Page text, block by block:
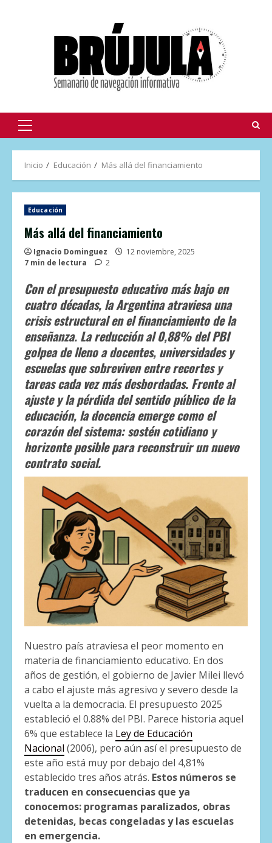
Inicio Educación Más allá del financiamiento
Educación
Más allá del financiamiento
Ignacio Dominguez
12 noviembre, 2025
7 min de lectura
2
Con el presupuesto educativo más bajo en
cuatro décadas, la Argentina atraviesa una
crisis estructural en el financiamiento de la
enseñanza. La reducción al 0,88% del PBI
golpea de lleno a docentes, universidades y
escuelas que sobreviven entre recortes y
tareas cada vez más desbordadas. Frente al
ajuste y la pérdida del sentido público de la
educación, la docencia emerge como el
corazón del sistema: sostén cotidiano y
horizonte posible para reconstruir un nuevo
contrato social.
Nuestro país atraviesa el peor momento en
materia de financiamiento educativo. En dos
años de gestión, el gobierno de Javier Milei llevó
a cabo el ajuste más agresivo y severo desde la
vuelta a la democracia. El presupuesto 2025
estableció el 0.88% del PBI. Parece historia aquel
6% que establece la Ley de Educación
Nacional (2006), pero aún así el presupuesto de
este año está muy por debajo del 4,81%
establecido tres años atrás. Estos números se
traducen en consecuencias que ya
conocemos: programas paralizados, obras
detenidas, becas congeladas y las escuelas
en emergencia.